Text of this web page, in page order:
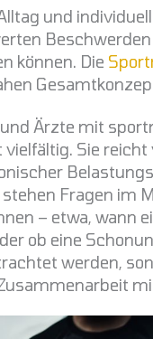
und
können. Die
Ärzte mit
vielfältig. Sie
stehen Fragen im
– etwa, wann
ob eine
werden,